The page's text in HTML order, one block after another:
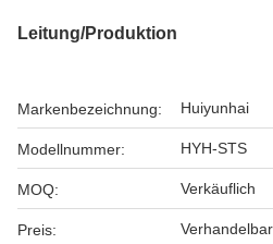
Leitung/Produktion
Markenbezeichnung: Huiyunhai
Modellnummer: HYH-STS
MOQ: Verkäuflich
Preis: Verhandelbar